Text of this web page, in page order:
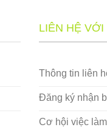
LIÊN HỆ
Thông tin liên
Đăng ký nhận
Cơ hội việc làm